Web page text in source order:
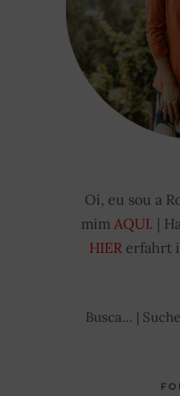
Oi, eu sou a
mim AQUI. |
HIER erfahrt